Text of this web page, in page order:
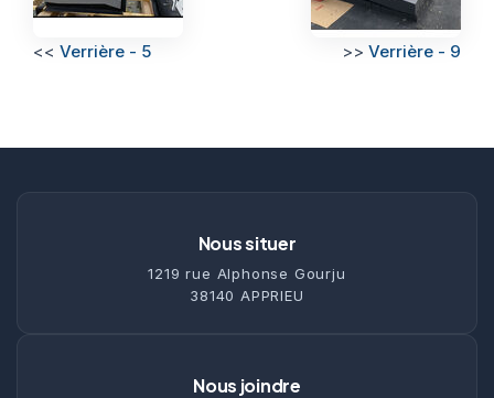
<< Verrière - 5 >> Verrière - 9
Nous situer
1219 rue Alphonse Gourju
38140 APPRIEU
Nous joindre